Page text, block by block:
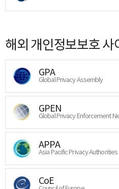
해외 개인정보보호 사
GPA
Global Privacy Assembly
GPEN
Global Privacy Enforcement
APPA
Asia Pacific Privacy Authorities
CoE